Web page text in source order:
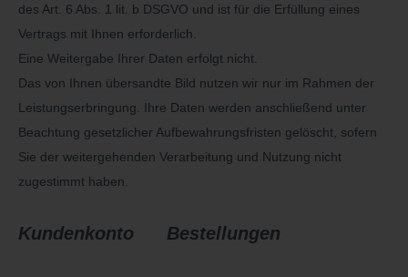
des Art. 6 Abs. 1 lit. b DSGVO und ist für die Erfüllung eines
Vertrags mit Ihnen erforderlich.
Eine Weitergabe Ihrer Daten erfolgt nicht.
Das von Ihnen übersandte Bild nutzen wir nur im Rahmen der
Leistungserbringung. Ihre Daten werden anschließend unter
Beachtung gesetzlicher Aufbewahrungsfristen gelöscht, sofern
Sie der weitergehenden Verarbeitung und Nutzung nicht
zugestimmt haben.
Kundenkonto Bestellungen